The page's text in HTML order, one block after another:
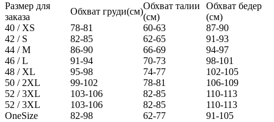
Размер для
заказа
Обхват груди(см)
Обхват талии
(см)
Обхват бедер
(см)
40 / XS
78-81 60-63
87-90
42 / S
82-85 62-65
91-93
44 / M
86-90 66-69
94-97
46 / L
91-94 70-73
98-101
48 / XL
95-98 74-77
102-105
50 / 2XL
99-102 78-81
106-109
52 / 3XL
103-106 82-85
110-113
52 / 3XL
103-106 82-85
110-113
OneSize
82-98 62-77 91-105